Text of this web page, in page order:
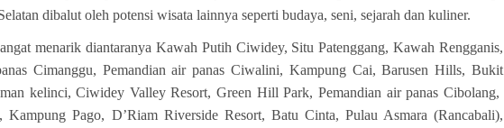
dibalut oleh potensi wisata lainnya seperti budaya, seni, sejarah dan kuliner.
menarik diantaranya Kawah Putih Ciwidey, Situ Patenggang, Kawah Rengganis,
Cimanggu, Pemandian air panas Ciwalini, Kampung Cai, Barusen Hills, Bukit
kelinci, Ciwidey Valley Resort, Green Hill Park, Pemandian air panas Cibolang,
Pago, D’Riam Riverside Resort, Batu Cinta, Pulau Asmara (Rancabali),